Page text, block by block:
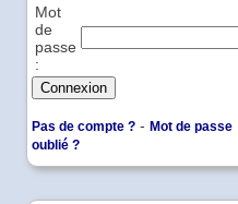
Mot
de
passe
:
Pas de compte ? - Mot de passe
oublié ?